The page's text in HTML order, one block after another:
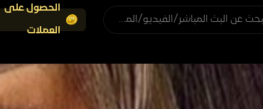
البحث عن البث المباشر/الفيديو/المستخدم
الحصول على
العملات